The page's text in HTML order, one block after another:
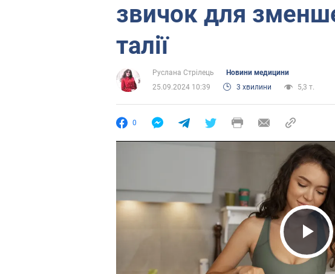
звичок для
талії
Руслана Стрілець
Новини медицини
25.09.2024 10:39
3 хвилини 5,3 т.
0
Play